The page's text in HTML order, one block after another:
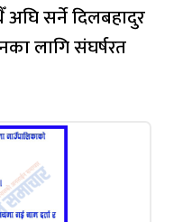
सर्ने दिलबहादुर
लागि संघर्षरत